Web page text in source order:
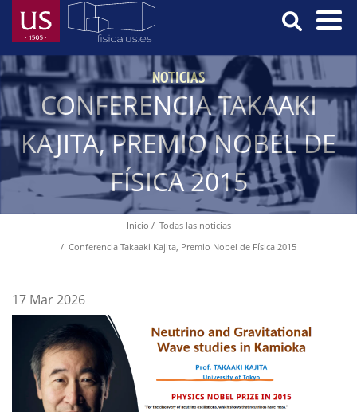
Pasar
contenido
principal
Menú
Principal
NOTICIAS
CONFERENCIA TAKAAKI
KAJITA, PREMIO NOBEL DE
FÍSICA 2015
Inicio
Todas las noticias
Conferencia Takaaki Kajita, Premio Nobel de Física 2015
17 Mar 2026